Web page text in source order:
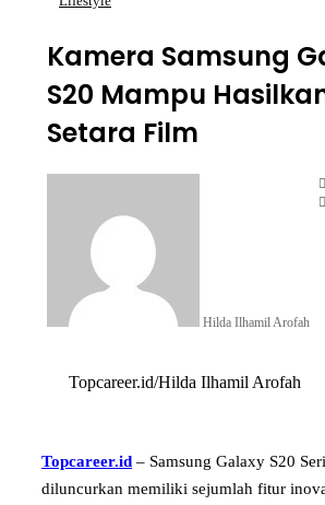
Kamera Samsung
S20 Mampu
Setara Film
Hilda Ilhamil Arofah
an
Topcareer.id/Hilda Ilhamil Arofah
Topcareer.id – Samsung Galaxy S20
diluncurkan memiliki sejumlah fitur